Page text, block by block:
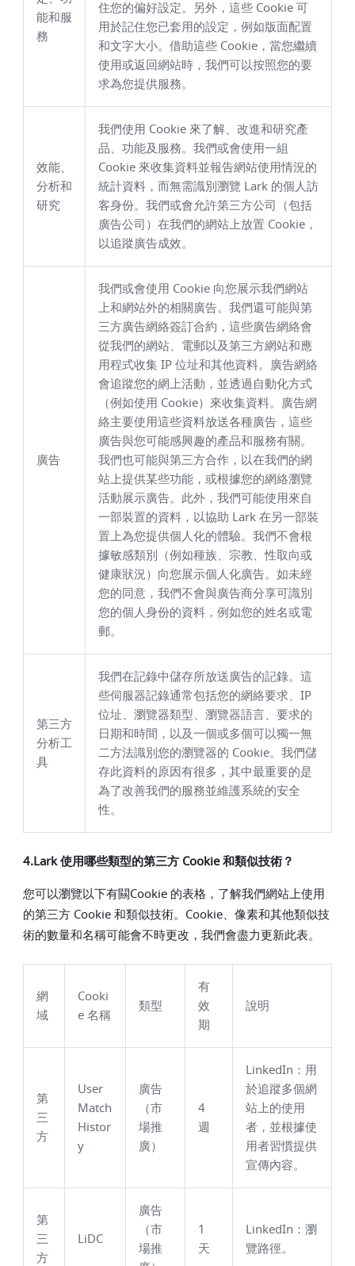
能和服
務
住您的偏好設定。另外，這些 Cookie 可
用於記住您已套用的設定，例如版面配置
和文字大小。借助這些 Cookie，當您繼續
使用或返回網站時，我們可以按照您的要
求為您提供服務。
效能、
分析和
研究
我們使用 Cookie 來了解、改進和研究產
品、功能及服務。我們或會使用一組
Cookie 來收集資料並報告網站使用情況的
統計資料，而無需識別瀏覽 Lark 的個人訪
客身份。我們或會允許第三方公司（包括
廣告公司）在我們的網站上放置 Cookie，
以追蹤廣告成效。
廣告
我們或會使用 Cookie 向您展示我們網站
上和網站外的相關廣告。我們還可能與第
三方廣告網絡簽訂合約，這些廣告網絡會
從我們的網站、電郵以及第三方網站和應
用程式收集 IP 位址和其他資料。廣告網絡
會追蹤您的網上活動，並透過自動化方式
（例如使用 Cookie）來收集資料。廣告網
絡主要使用這些資料放送各種廣告，這些
廣告與您可能感興趣的產品和服務有關。
我們也可能與第三方合作，以在我們的網
站上提供某些功能，或根據您的網絡瀏覽
活動展示廣告。此外，我們可能使用來自
一部裝置的資料，以協助 Lark 在另一部裝
置上為您提供個人化的體驗。我們不會根
據敏感類別（例如種族、宗教、性取向或
健康狀況）向您展示個人化廣告。如未經
您的同意，我們不會與廣告商分享可識別
您的個人身份的資料，例如您的姓名或電
郵。
第三方
分析工
具
我們在記錄中儲存所放送廣告的記錄。這
些伺服器記錄通常包括您的網絡要求、IP
位址、瀏覽器類型、瀏覽器語言、要求的
日期和時間，以及一個或多個可以獨一無
二方法識別您的瀏覽器的 Cookie。我們儲
存此資料的原因有很多，其中最重要的是
為了改善我們的服務並維護系統的安全
性。
4.Lark 使用哪些類型的第三方 Cookie 和類似技術？
您可以瀏覽以下有闗Cookie 的表格，了解我們網站上使用
的第三方 Cookie 和類似技術。Cookie、像素和其他類似技
術的數量和名稱可能會不時更改，我們會盡力更新此表。
網
域
Cooki
e 名稱
類型
有
效
期
說明
第
三
方
User
Match
Histor
y
廣告
（市
場推
廣）
4
週
LinkedIn：用
於追蹤多個網
站上的使用
者，並根據使
用者習慣提供
宣傳內容。
第
三
方
LiDC
廣告
（市
場推
1
天
LinkedIn：瀏
覽路徑。